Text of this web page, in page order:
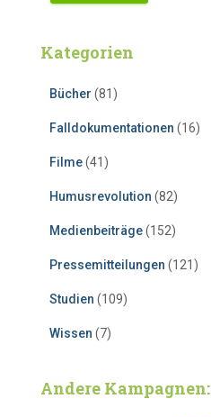
Kategorien
Bücher (81)
Falldokumentationen (16)
Filme(41)
Humusrevolution (82)
Medienbeiträge(152)
Pressemitteilungen (121)
Studien (109)
Wissen (7)
Andere Kampagnen: